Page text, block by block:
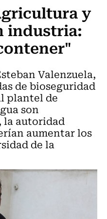
y
industria:
Valenzuela,
de bioseguridad
plantel de
son
la autoridad
aumentar los
de la